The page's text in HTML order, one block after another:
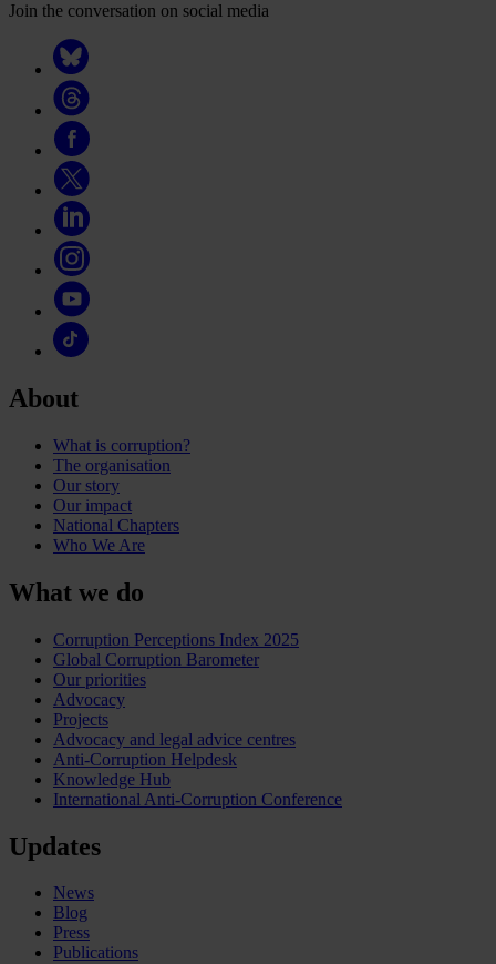
Join the conversation on social media
About
What is corruption?
The organisation
Our story
Our impact
National Chapters
Who We Are
What we do
Corruption Perceptions Index 2025
Global Corruption Barometer
Our priorities
Advocacy
Projects
Advocacy and legal advice centres
Anti-Corruption Helpdesk
Knowledge Hub
International Anti-Corruption Conference
Updates
News
Blog
Press
Publications